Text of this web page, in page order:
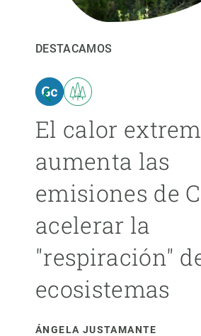
DESTACAMOS
El calor
aumenta las
emisiones de
acelerar la
"respiración"
ecosistemas
ÁNGELA JUSTAMANTE